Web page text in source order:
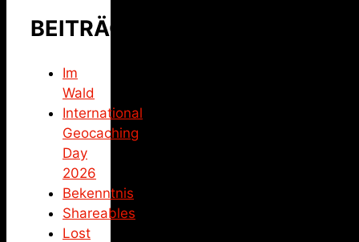
BEITRÄGE
Im
Wald
International
Geocaching
Day
2026
Bekenntnis
Shareables
Lost